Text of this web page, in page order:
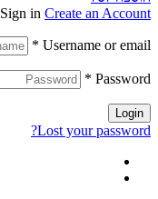
Sign in Create an Account
Username or email
*
Password
*
Login
Lost your password?